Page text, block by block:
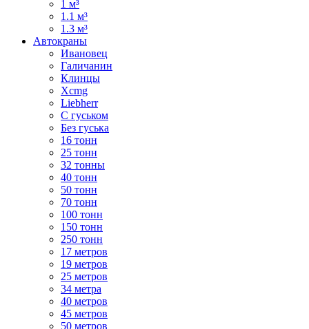
1 м³
1.1 м³
1.3 м³
Автокраны
Ивановец
Галичанин
Клинцы
Xcmg
Liebherr
С гуськом
Без гуська
16 тонн
25 тонн
32 тонны
40 тонн
50 тонн
70 тонн
100 тонн
150 тонн
250 тонн
17 метров
19 метров
25 метров
34 метра
40 метров
45 метров
50 метров